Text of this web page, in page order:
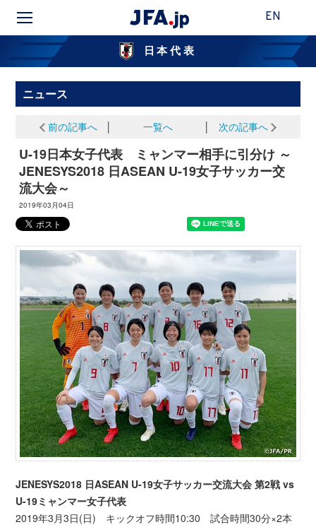
EN
日本代表
ニュース
前の記事へ 一覧へ 次の記事へ
U-19日本女子代表 ミャンマー相手に引分け ～
JENESYS2018 日ASEAN U-19女子サッカー交
流大会～
2019年03月04日
JENESYS2018 日ASEAN U-19女子サッカー交流大会 第2戦 vs
U-19ミャンマー女子代表
2019年3月3日(日) キックオフ時間10:30 試合時間30分×2本